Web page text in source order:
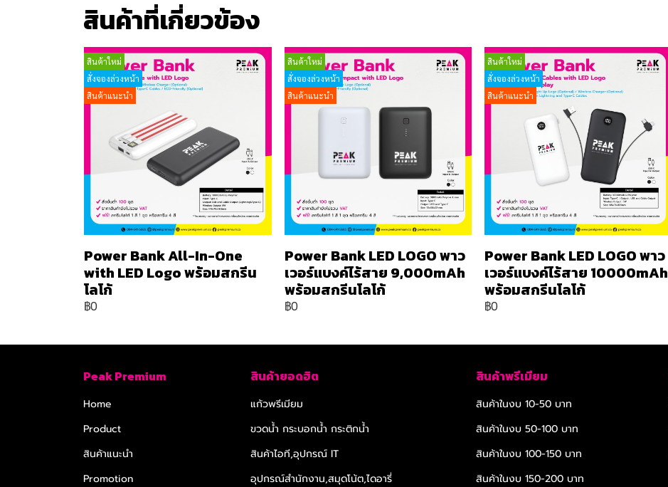
สินค้าที่เกี่ยวข้อง
สินค้าใหม่
สั่งจองล่วงหน้า
สินค้าแนะนำ
Power Bank All-In-One
with LED Logo พร้อมสกรีน
โลโก้
฿0
สินค้าใหม่
สั่งจองล่วงหน้า
สินค้าแนะนำ
Power Bank LED LOGO พาว
เวอร์แบงค์ไร้สาย 9,000mAh
พร้อมสกรีนโลโก้
฿0
สินค้าใหม่
สั่งจองล่วงหน้า
สินค้าแนะนำ
Power Bank LED LOGO พาว
เวอร์แบงค์ไร้สาย 10000mAh
พร้อมสกรีนโลโก้
฿0
Peak Premium
Home
Product
สินค้าแนะนำ
Promotion
สินค้ายอดฮิต
แก้วพรีเมียม
ขวดน้ำ กระบอกน้ำ กระติกน้ำ
สินค้าไอที,อุปกรณ์ IT
อุปกรณ์สำนักงาน,สมุดโน้ต,ไดอารี่
สินค้าพรีเมียม
สินค้าในงบ 10-50 บาท
สินค้าในงบ 50-100 บาท
สินค้าในงบ 100-150 บาท
สินค้าในงบ 150-200 บาท